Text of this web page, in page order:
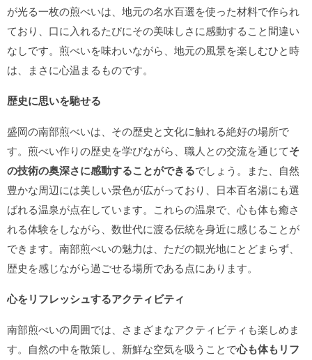
が光る一枚の煎べいは、地元の名水百選を使った材料で作られ
ており、口に入れるたびにその美味しさに感動すること間違い
なしです。煎べいを味わいながら、地元の風景を楽しむひと時
は、まさに心温まるものです。
歴史に思いを馳せる
盛岡の南部煎べいは、その歴史と文化に触れる絶好の場所で
す。煎べい作りの歴史を学びながら、職人との交流を通じてそ
の技術の奥深さに感動することができるでしょう。また、自然
豊かな周辺には美しい景色が広がっており、日本百名湯にも選
ばれる温泉が点在しています。これらの温泉で、心も体も癒さ
れる体験をしながら、数世代に渡る伝統を身近に感じることが
できます。南部煎べいの魅力は、ただの観光地にとどまらず、
歴史を感じながら過ごせる場所である点にあります。
心をリフレッシュするアクティビティ
南部煎べいの周囲では、さまざまなアクティビティも楽しめま
す。自然の中を散策し、新鮮な空気を吸うことで心も体もリフ